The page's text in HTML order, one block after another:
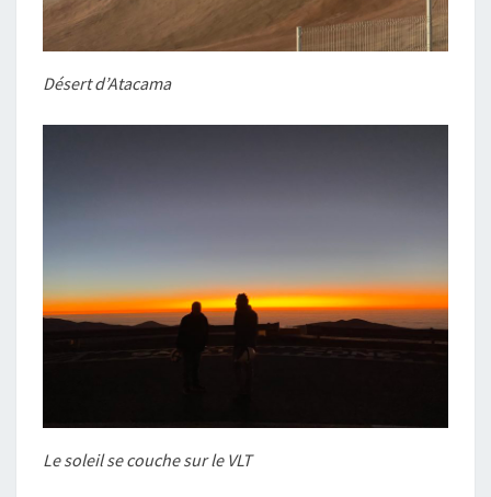
Désert d’Atacama
Le soleil se couche sur le VLT